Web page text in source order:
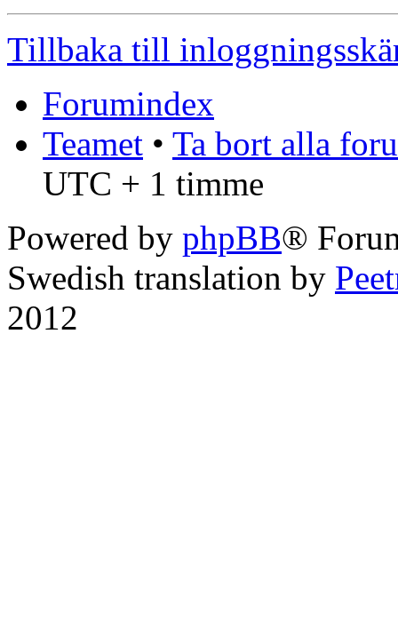
Tillbaka till
Forumindex
Teamet • Ta bort alla
UTC + 1 timme
Powered by phpBB®
Swedish translation by
2012